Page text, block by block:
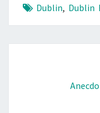
Dublin, Dublin